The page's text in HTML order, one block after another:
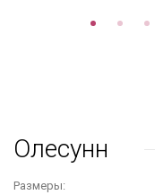
Олесунн
Размеры: